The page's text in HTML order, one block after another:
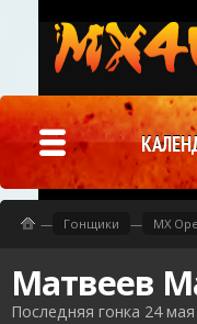
Матвеев
Последняя гонка 24
— Гонщики — MX